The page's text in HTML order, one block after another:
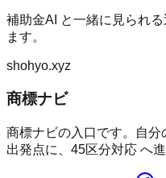
補助金AI
と一緒に見られ
ます。
shohyo.xyz
商標ナビ
商標ナビの入口です。自
出発点に、45区分対応 へ